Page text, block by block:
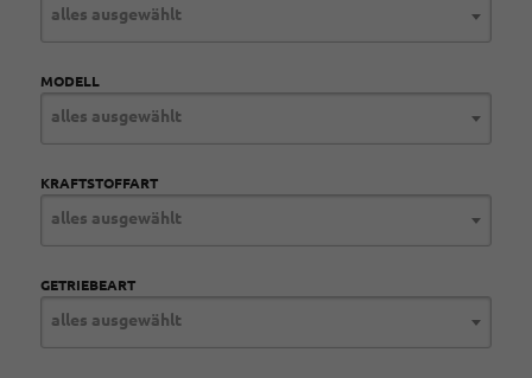
alles ausgewählt
MODELL
alles ausgewählt
KRAFTSTOFFART
alles ausgewählt
GETRIEBEART
alles ausgewählt